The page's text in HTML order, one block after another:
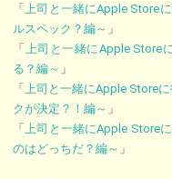
「
上司と一緒にApple Store
ルスペック？編～ 」
「
上司と一緒にApple
る？編～ 」
「
上司と一緒にApple Store
クが決定？！編～ 」
「
上司と一緒にApple Store
のはどっちだ？編～ 」